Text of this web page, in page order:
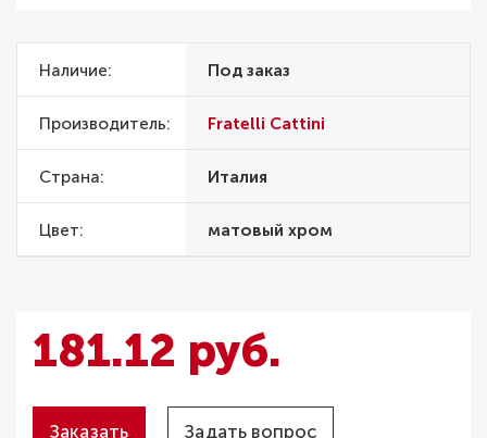
Наличие Под заказ
Производитель Fratelli Cattini
Страна Италия
Цвет матовый хром
181.12 руб.
Заказать Задать вопрос